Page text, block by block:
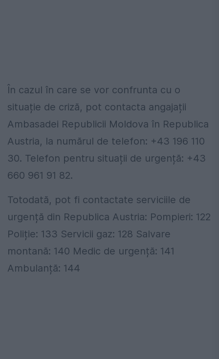
În cazul în care se vor confrunta cu o
situație de criză, pot contacta angajații
Ambasadei Republicii Moldova în Republica
Austria, la numărul de telefon: +43 196 110
30. Telefon pentru situații de urgență: +43
660 961 91 82.
Totodată, pot fi contactate serviciile de
urgență din Republica Austria: Pompieri: 122
Poliție: 133 Servicii gaz: 128 Salvare
montană: 140 Medic de urgență: 141
Ambulanță: 144